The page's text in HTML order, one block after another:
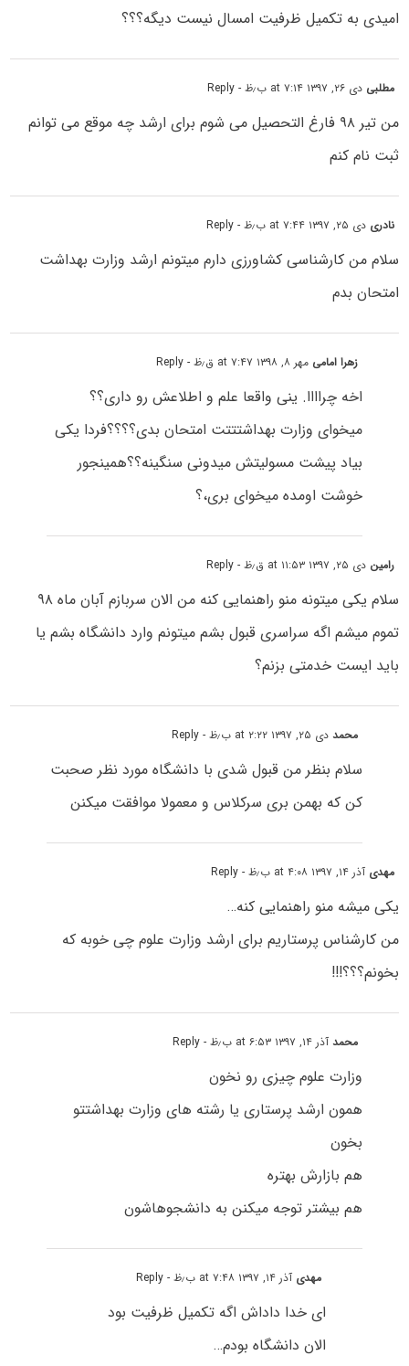
امیدی به تکمیل ظرفیت امسال نیست دیگه؟؟؟
مطلبی دی ۲۶, ۱۳۹۷ at ۷:۱۴ ب٫ظ - Reply
من تیر ۹۸ فارغ التحصیل می شوم برای ارشد چه موقع می توانم
ثبت نام کنم
نادری دی ۲۵, ۱۳۹۷ at ۷:۴۴ ب٫ظ - Reply
سلام من کارشناسی کشاورزی دارم میتونم ارشد وزارت بهداشت
امتحان بدم
زهرا امامی مهر ۸, ۱۳۹۸ at ۷:۴۷ ق٫ظ - Reply
اخه چراااا. ینی واقعا علم و اطلاعش رو داری؟؟
میخوای وزارت بهداشتتتت امتحان بدی؟؟؟؟فردا یکی
بیاد پیشت مسولیتش میدونی سنگینه؟؟همینجور
خوشت اومده میخوای بری،؟
رامین دی ۲۵, ۱۳۹۷ at ۱۱:۵۳ ق٫ظ - Reply
سلام یکی میتونه منو راهنمایی کنه من الان سربازم آبان ماه ۹۸
تموم میشم اگه سراسری قبول بشم میتونم وارد دانشگاه بشم یا
باید ایست خدمتی بزنم؟
محمددی ۲۵, ۱۳۹۷ at ۲:۲۲ ب٫ظ - Reply
سلام بنظر من قبول شدی با دانشگاه مورد نظر صحبت
کن که بهمن بری سرکلاس و معمولا موافقت میکنن
مهدی آذر ۱۴, ۱۳۹۷ at ۴:۰۸ ب٫ظ - Reply
یکی میشه منو راهنمایی کنه…
من کارشناس پرستاریم برای ارشد وزارت علوم چی خوبه که
بخونم؟؟؟!!!
محمدآذر ۱۴, ۱۳۹۷ at ۶:۵۳ ب٫ظ - Reply
وزارت علوم چیزی رو نخون
همون ارشد پرستاری یا رشته های وزارت بهداشتتو
بخون
هم بازارش بهتره
هم بیشتر توجه میکنن به دانشجوهاشون
مهدی آذر ۱۴, ۱۳۹۷ at ۷:۴۸ ب٫ظ - Reply
ای خدا داداش اگه تکمیل ظرفیت بود
الان دانشگاه بودم…